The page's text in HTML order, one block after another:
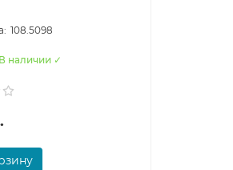
108.5098
В наличии ✓